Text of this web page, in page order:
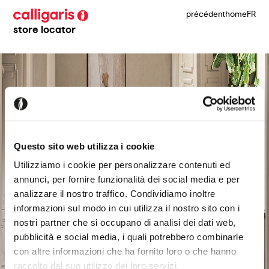
Questo sito web utilizza i cookie
Utilizziamo i cookie per personalizzare contenuti ed
annunci, per fornire funzionalità dei social media e per
analizzare il nostro traffico. Condividiamo inoltre
informazioni sul modo in cui utilizza il nostro sito con i
nostri partner che si occupano di analisi dei dati web,
pubblicità e social media, i quali potrebbero combinarle
con altre informazioni che ha fornito loro o che hanno
raccolto dal suo utilizzo dei loro servizi.
store locator
précédenthomeFR